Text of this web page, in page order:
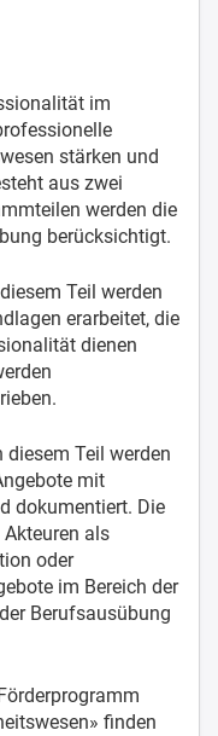
im
stärken und
aus zwei
werden die
berücksichtigt.
diesem Teil werden
erarbeitet, die
dienen
diesem Teil werden
mit
dokumentiert. Die
als
oder
im Bereich der
Berufsausübung
finden